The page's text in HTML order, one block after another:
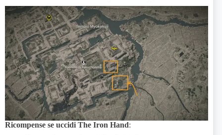
Ricompense se uccidi The Iron Hand: